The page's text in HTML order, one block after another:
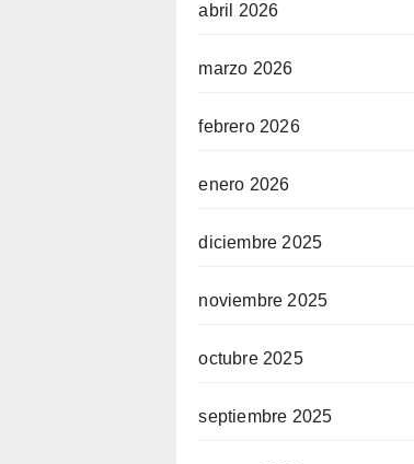
abril 2026
marzo 2026
febrero 2026
enero 2026
diciembre 2025
noviembre 2025
octubre 2025
septiembre 2025